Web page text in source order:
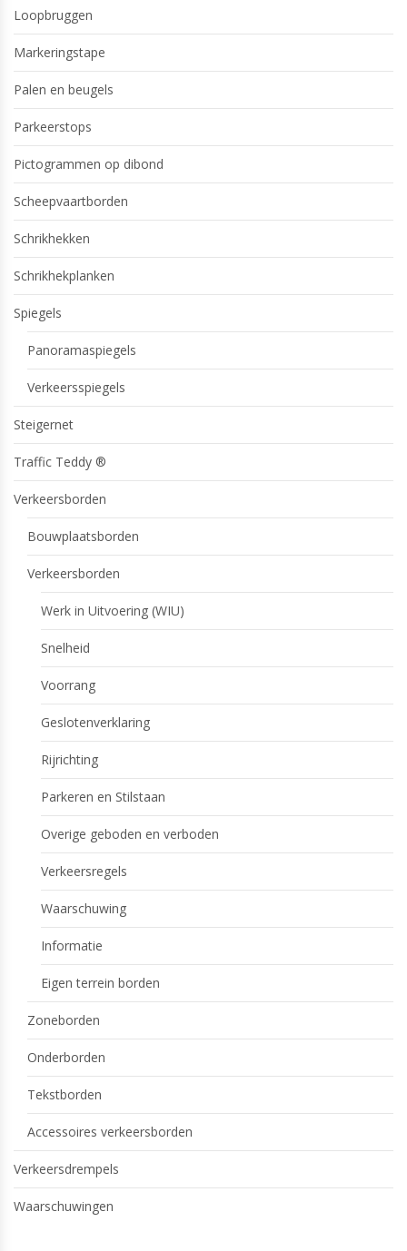
Loopbruggen
Markeringstape
Palen en beugels
Parkeerstops
Pictogrammen op dibond
Scheepvaartborden
Schrikhekken
Schrikhekplanken
Spiegels
Panoramaspiegels
Verkeersspiegels
Steigernet
Traffic Teddy ®
Verkeersborden
Bouwplaatsborden
Verkeersborden
Werk in Uitvoering (WIU)
Snelheid
Voorrang
Geslotenverklaring
Rijrichting
Parkeren en Stilstaan
Overige geboden en verboden
Verkeersregels
Waarschuwing
Informatie
Eigen terrein borden
Zoneborden
Onderborden
Tekstborden
Accessoires verkeersborden
Verkeersdrempels
Waarschuwingen